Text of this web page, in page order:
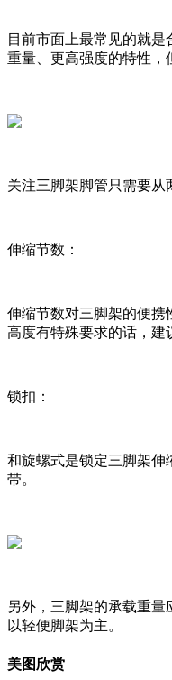
目前市面上最常见的就
重量、更高强度的特性，
关注三脚架脚管只需要从
伸缩节数：
伸缩节数对三脚架的便携
高度有特殊要求的话，建
锁扣：
和旋螺式是锁定三脚架伸
带。
另外，三脚架的承载重
以轻便脚架为主。
美图欣赏